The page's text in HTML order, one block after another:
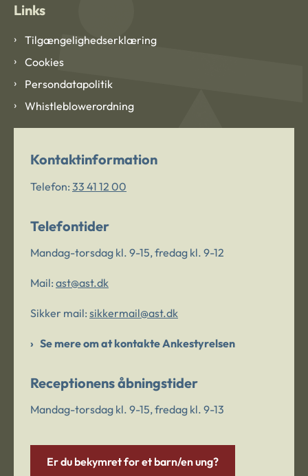
Links
Tilgængelighedserklæring
Cookies
Persondatapolitik
Whistleblowerordning
Kontaktinformation
Telefon: 33 41 12 00
Telefontider
Mandag-torsdag kl. 9-15, fredag kl. 9-12
Mail: ast@ast.dk
Sikker mail: sikkermail@ast.dk
Se mere om at kontakte Ankestyrelsen
Receptionens åbningstider
Mandag-torsdag kl. 9-15, fredag kl. 9-13
Er du bekymret for et barn/en ung?